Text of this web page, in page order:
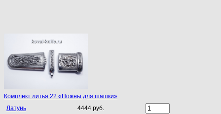
Комплект литья 22 «Ножны для шашки»
Латунь
4444 руб.